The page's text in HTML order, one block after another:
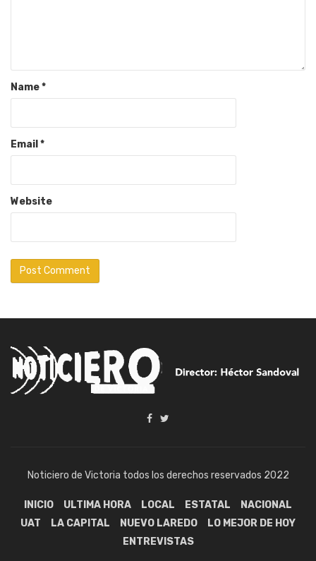
Name*
Email *
Website
Noticiero de Victoria todos los derechos reservados 2022
INICIO ULTIMA HORA LOCAL ESTATAL
NACIONAL
UAT
LA CAPITAL NUEVO LAREDO
LO MEJOR DE HOY
ENTREVISTAS